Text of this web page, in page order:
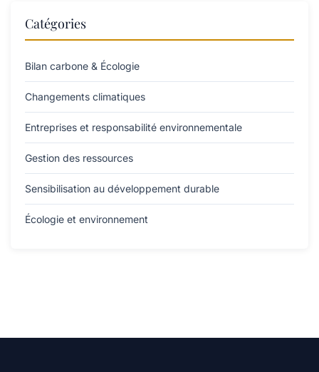
Catégories
Bilan carbone & Écologie
Changements climatiques
Entreprises et responsabilité environnementale
Gestion des ressources
Sensibilisation au développement durable
Écologie et environnement